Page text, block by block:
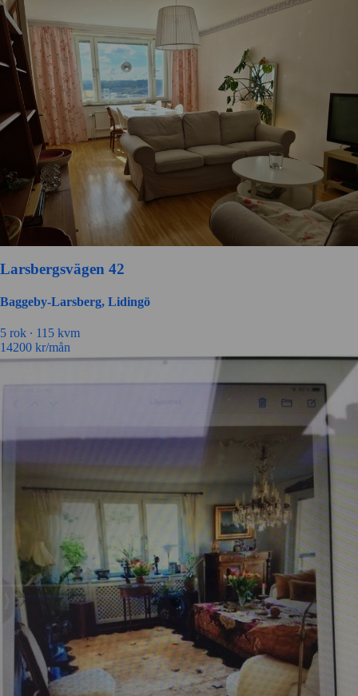
Larsbergsvägen 42
Baggeby-Larsberg, Lidingö
5 rok ∙ 115 kvm
14200 kr/mån